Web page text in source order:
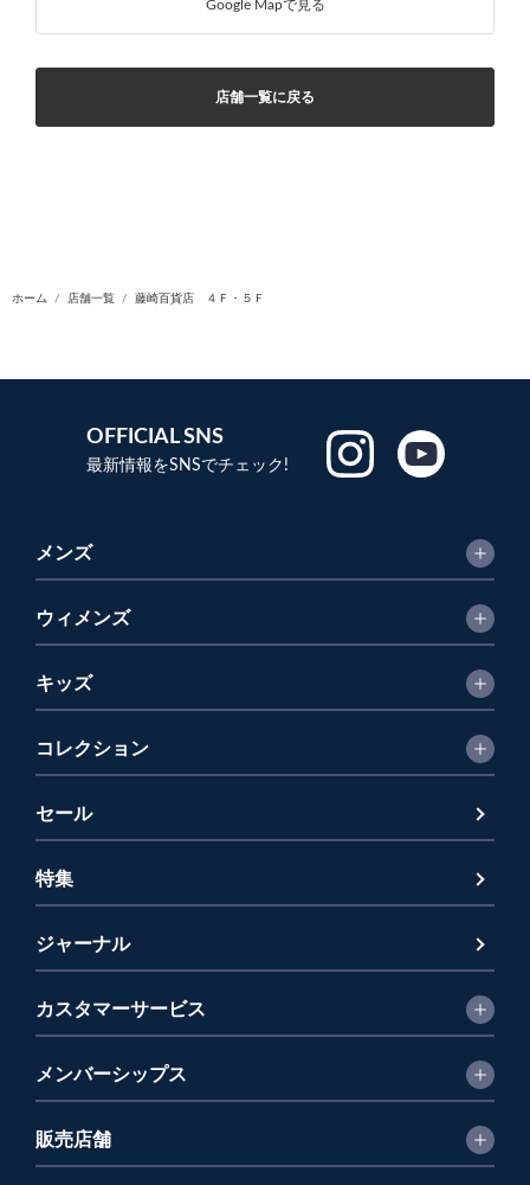
Google Mapで見る
店舗一覧に戻る
ホーム 店舗一覧 藤崎百貨店 ４Ｆ・５Ｆ
OFFICIAL SNS
最新情報をSNSでチェック!
メンズ
ウィメンズ
キッズ
コレクション
セール
特集
ジャーナル
カスタマーサービス
メンバーシップス
販売店舗